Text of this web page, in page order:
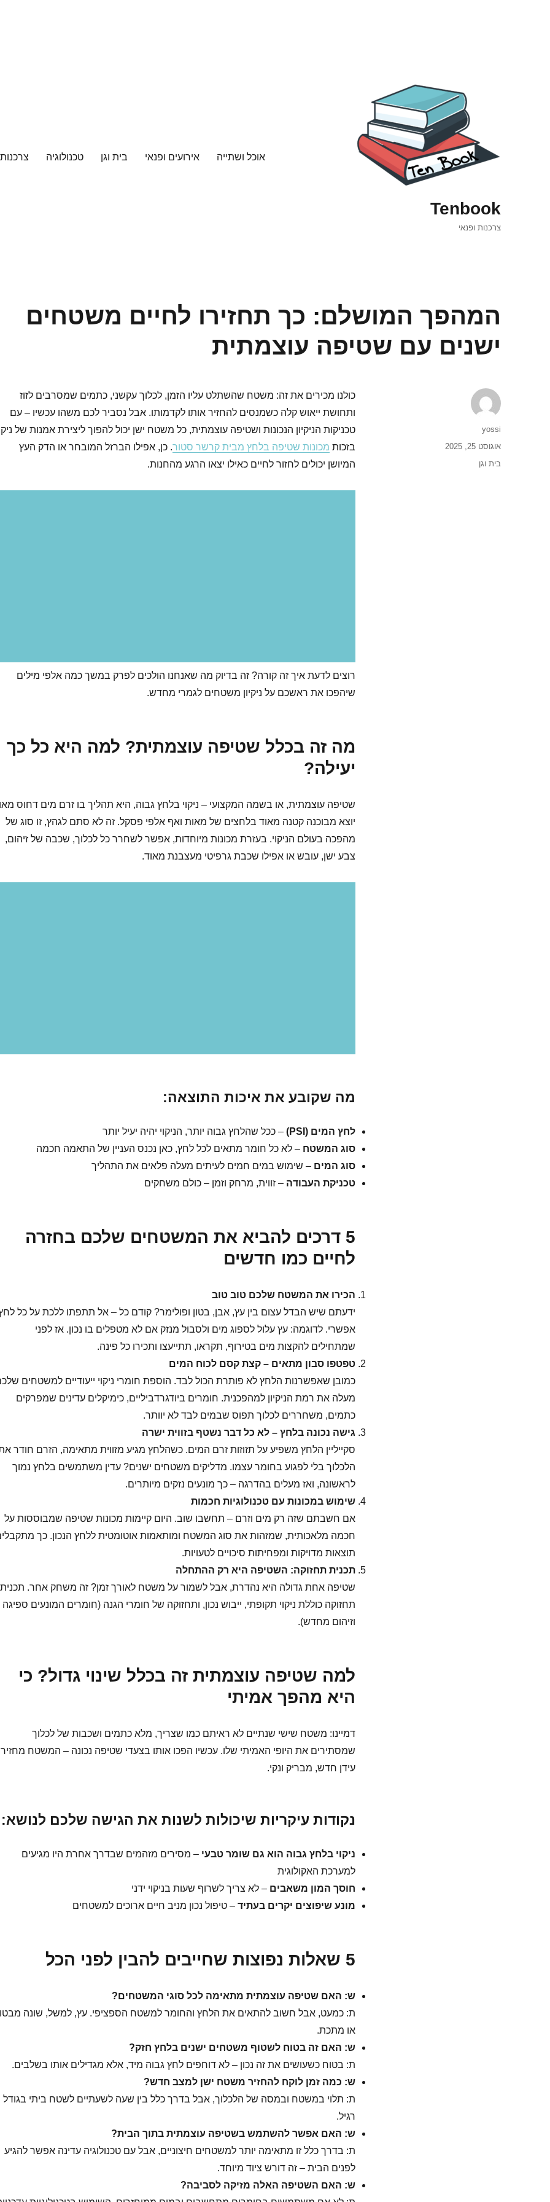
Tenbook
צרכנות ופנאי
אוכל ושתייה אירועים ופנאי בית וגן טכנולוגיה
המהפך המושלם: כך תחזירו לחיים משטחים
ישנים עם שטיפה עוצמתית
כולנו מכירים את זה: משטח שהשתלט עליו הזמן, לכלוך עקשני, כתמים שמסרבים לזוז
ותחושת ייאוש קלה כשמנסים להחזיר אותו לקדמותו. אבל נסביר לכם משהו עכשיו – עם
טכניקות הניקיון הנכונות ושטיפה עוצמתית, כל משטח ישן יכול להפוך ליצירת אמנות של
בזכות מכונות שטיפה בלחץ מבית קרשר סטור. כן, אפילו הברזל המובחר או הדק העץ
המיושן יכולים לחזור לחיים כאילו יצאו הרגע מהחנות.
רוצים לדעת איך זה קורה? זה בדיוק מה שאנחנו הולכים לפרק במשך כמה אלפי מילים
שיהפכו את ראשכם על ניקיון משטחים לגמרי מחדש.
מה זה בכלל שטיפה עוצמתית? למה היא כל כך
יעילה?
שטיפה עוצמתית, או בשמה המקצועי – ניקוי בלחץ גבוה, היא תהליך בו זרם מים דחוס
יוצא מבוכנה קטנה מאוד בלחצים של מאות ואף אלפי פסקל. זה לא סתם לגהץ, זו סוג של
מהפכה בעולם הניקוי. בעזרת מכונות מיוחדות, אפשר לשחרר כל לכלוך, שכבה של זיהום,
צבע ישן, עובש או אפילו שכבת גרפיטי מעצבנת מאוד.
מה שקובע את איכות התוצאה:
לחץ המים (PSI)
– ככל שהלחץ גבוה יותר, הניקוי יהיה יעיל יותר
סוג המשטח – לא כל חומר מתאים לכל לחץ, כאן נכנס העניין של התאמה חכמה
סוג המים – שימוש במים חמים לעיתים מעלה פלאים את התהליך
טכניקת העבודה – זווית, מרחק וזמן – כולם משחקים
5 דרכים להביא את המשטחים שלכם בחזרה
לחיים כמו חדשים
הכירו את המשטח שלכם טוב טוב
ידעתם שיש הבדל עצום בין עץ, אבן, בטון ופולימר? קודם כל – אל תתפתו ללכת על כל
אפשרי. לדוגמה: עץ עלול לספוג מים ולסבול מנזק אם לא מטפלים בו נכון. אז לפני
שמתחילים להקצות מים בטירוף, תקראו, תתייעצו ותכירו כל פינה.
טפטפו סבון מתאים – קצת קסם לכוח המים
כמובן שאפשרנות הלחץ לא פותרת הכול לבד. הוספת חומרי ניקוי ייעודיים למשטחים
מעלה את רמת הניקיון למהפכנית. חומרים ביודגרדביליים, כימיקלים עדינים שמפרקים
כתמים, משחררים לכלוך תפוס שבמים לבד לא יוותר.
גישה נכונה בלחץ – לא כל דבר נשטף בזווית ישרה
סקייליין הלחץ משפיע על תזוזות זרם המים. כשהלחץ מגיע מזווית מתאימה, הזרם חודר
הלכלוך בלי לפגוע בחומר עצמו. מדליקים משטחים ישנים? עדין משתמשים בלחץ נמוך
לראשונה, ואז מעלים בהדרגה – כך מונעים נזקים מיותרים.
שימוש במכונות עם טכנולוגיות חכמות
אם חשבתם שזה רק מים וזרם – תחשבו שוב. היום קיימות מכונות שטיפה שמבוססות על
חכמה מלאכותית, שמזהות את סוג המשטח ומותאמות אוטומטית ללחץ הנכון. כך
תוצאות מדויקות ומפחיתות סיכויים לטעויות.
תכנית תחזוקה: השטיפה היא רק ההתחלה
שטיפה אחת גדולה היא נהדרת, אבל לשמור על משטח לאורך זמן? זה משחק אחר. תכנית
תחזוקה כוללת ניקוי תקופתי, ייבוש נכון, ותחזוקה של חומרי הגנה (חומרים המונעים ספיגה
וזיהום מחדש).
למה שטיפה עוצמתית זה בכלל שינוי גדול? כי
היא מהפך אמיתי
דמיינו: משטח שישי שנתיים לא ראיתם כמו שצריך, מלא כתמים ושכבות של לכלוך
שמסתירים את היופי האמיתי שלו. עכשיו הפכו אותו בצעדי שטיפה נכונה – המשטח מחזיר
עידן חדש, מבריק ונקי.
נקודות עיקריות שיכולות לשנות את הגישה שלכם לנושא:
ניקוי בלחץ גבוה הוא גם שומר טבעי – מסירים מזהמים שבדרך אחרת היו מגיעים
למערכת האקולוגית
חוסך המון משאבים – לא צריך לשרוף שעות בניקוי ידני
מונע שיפוצים יקרים בעתיד– טיפול נכון מניב חיים ארוכים למשטחים
5 שאלות נפוצות שחייבים להבין לפני הכל
ש: האם שטיפה עוצמתית מתאימה לכל סוגי המשטחים?
ת: כמעט, אבל חשוב להתאים את הלחץ והחומר למשטח הספציפי. עץ, למשל, שונה
או מתכת.
ש: האם זה בטוח לשטוף משטחים ישנים בלחץ חזק?
ת: בטוח כשעושים את זה נכון – לא דוחפים לחץ גבוה מיד, אלא מגדילים אותו בשלבים.
ש: כמה זמן לוקח להחזיר משטח ישן למצב חדש?
ת: תלוי במשטח ובמסה של הלכלוך, אבל בדרך כלל בין שעה לשעתיים לשטח ביתי בגודל
רגיל.
ש: האם אפשר להשתמש בשטיפה עוצמתית בתוך הבית?
ת: בדרך כלל זו מתאימה יותר למשטחים חיצוניים, אבל עם טכנולוגיה עדינה אפשר להגיע
לפנים הבית – זה דורש ציוד מיוחד.
ש: האם השטיפה האלה מזיקה לסביבה?
מחבר
yossi
פורסם
אוגוסט 25, 2025
קטגוריות
בית וגן